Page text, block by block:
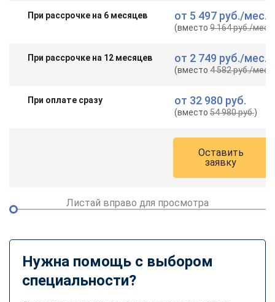
При рассрочке на 6 месяцев от 5 497 руб./мес.
(вместо9 164 руб./мес.
При рассрочке на 12 месяцев от 2 749 руб./мес.
(вместо4 582 руб./мес.
При оплате сразу от 32 980 руб.
(вместо54 980 руб.)
Оставить
заявку
Листай вправо для просмотра
Нужна помощь с выбором
специальности?